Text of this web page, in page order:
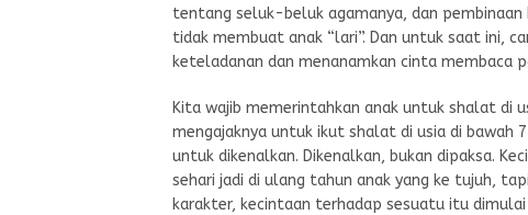
tentang seluk-beluk agamanya, dan pembinaan
tidak membuat anak “lari”. Dan untuk saat ini,
keteladanan dan menanamkan cinta membaca
Kita wajib memerintahkan anak untuk shalat di
mengajaknya untuk ikut shalat di usia di bawah
untuk dikenalkan. Dikenalkan, bukan dipaksa.
sehari jadi di ulang tahun anak yang ke tujuh,
karakter, kecintaan terhadap sesuatu itu